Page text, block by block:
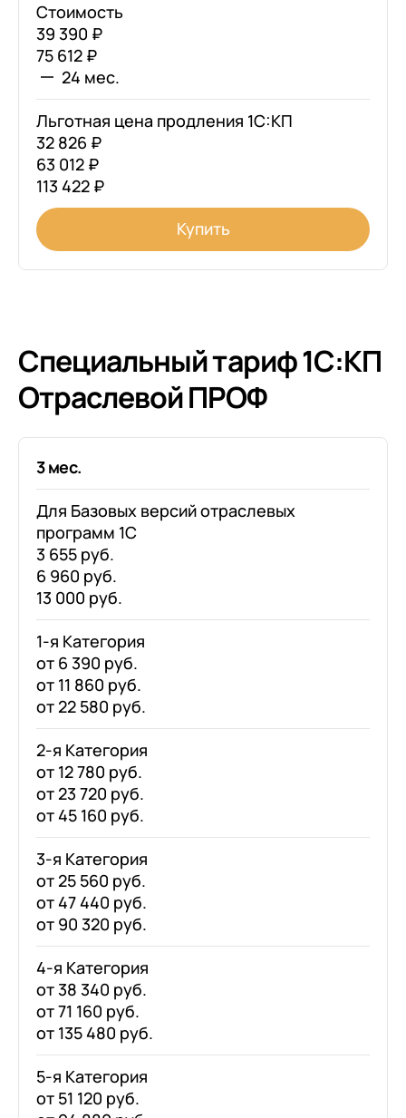
Стоимость
39 390 ₽
75 612 ₽
24 мес.
Льготная цена продления 1С:КП
32 826 ₽
63 012 ₽
113 422 ₽
Купить
Специальный тариф 1С:КП
Отраслевой ПРОФ
3 мес.
Для Базовых версий отраслевых
программ 1С
3 655 руб.
6 960 руб.
13 000 руб.
1-я Категория
от 6 390 руб.
от 11 860 руб.
от 22 580 руб.
2-я Категория
от 12 780 руб.
от 23 720 руб.
от 45 160 руб.
3-я Категория
от 25 560 руб.
от 47 440 руб.
от 90 320 руб.
4-я Категория
от 38 340 руб.
от 71 160 руб.
от 135 480 руб.
5-я Категория
от 51 120 руб.